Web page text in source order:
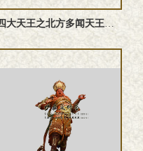
四大天王之北方多闻天王佛像